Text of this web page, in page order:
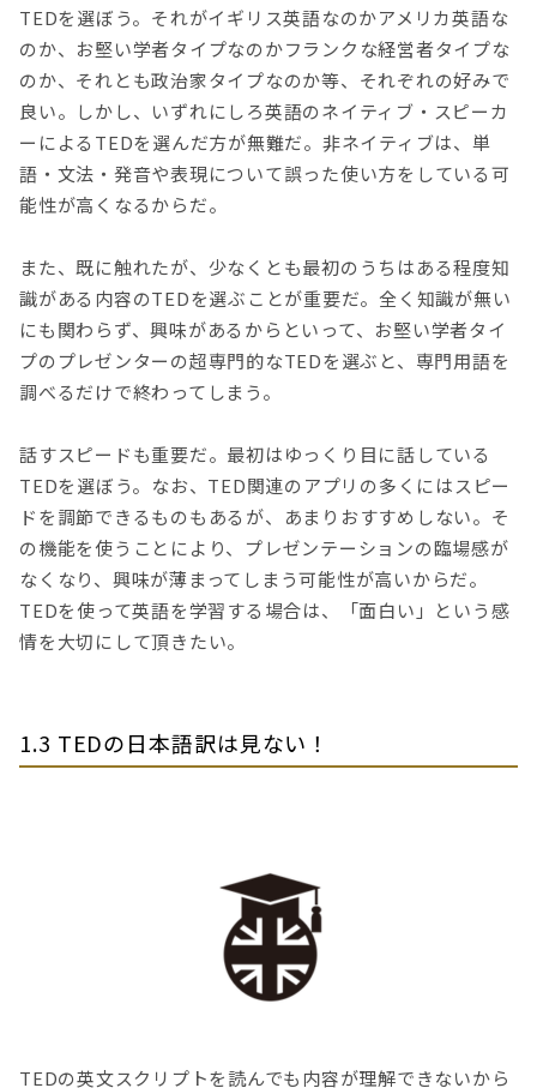
TEDを選ぼう。それがイギリス英語なのかアメリカ英語な
のか、お堅い学者タイプなのかフランクな経営者タイプな
のか、それとも政治家タイプなのか等、それぞれの好みで
良い。しかし、いずれにしろ英語のネイティブ・スピーカ
ーによるTEDを選んだ方が無難だ。非ネイティブは、単
語・文法・発音や表現について誤った使い方をしている可
能性が高くなるからだ。
また、既に触れたが、少なくとも最初のうちはある程度知
識がある内容のTEDを選ぶことが重要だ。全く知識が無い
にも関わらず、興味があるからといって、お堅い学者タイ
プのプレゼンターの超専門的なTEDを選ぶと、専門用語を
調べるだけで終わってしまう。
話すスピードも重要だ。最初はゆっくり目に話している
TEDを選ぼう。なお、TED関連のアプリの多くにはスピー
ドを調節できるものもあるが、あまりおすすめしない。そ
の機能を使うことにより、プレゼンテーションの臨場感が
なくなり、興味が薄まってしまう可能性が高いからだ。
TEDを使って英語を学習する場合は、「面白い」という感
情を大切にして頂きたい。
1.3 TEDの日本語訳は見ない！
TEDの英文スクリプトを読んでも内容が理解できないから